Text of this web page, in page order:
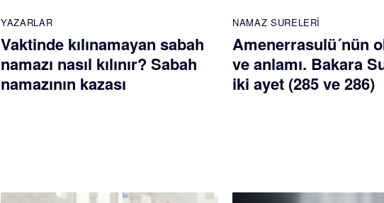
YAZARLAR
Vaktinde kılınamayan sabah
namazı nasıl kılınır? Sabah
namazının kazası
NAMAZ SURELERI
Amenerrasulü´nün
ve anlamı. Bakara
iki ayet (285 ve 286)